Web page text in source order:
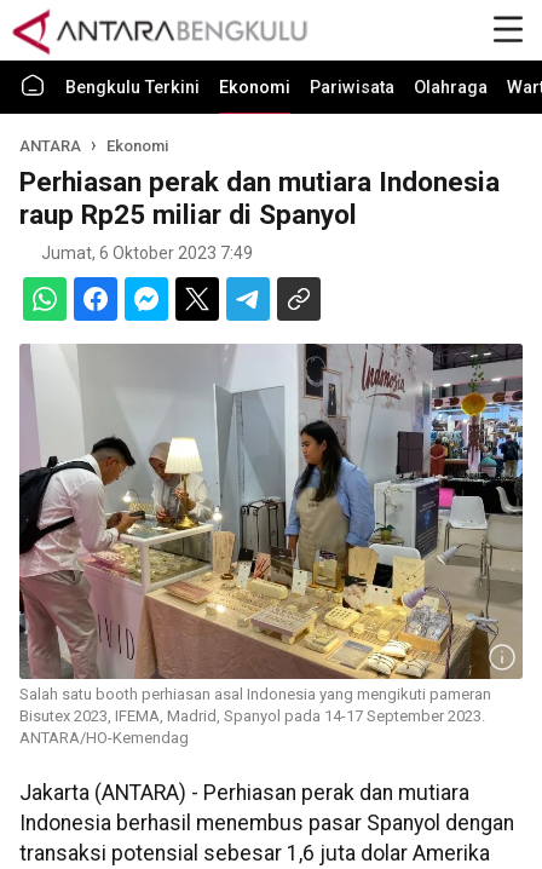
Bengkulu Terkini Ekonomi Pariwisata Olahraga
ANTARA Ekonomi
Perhiasan perak dan mutiara Indonesia
raup Rp25 miliar di Spanyol
Jumat, 6 Oktober 2023 7:49
Salah satu booth perhiasan asal Indonesia yang mengikuti pameran
Bisutex 2023, IFEMA, Madrid, Spanyol pada 14-17 September 2023.
ANTARA/HO-Kemendag
Jakarta (ANTARA) - Perhiasan perak dan mutiara
Indonesia berhasil menembus pasar Spanyol dengan
transaksi potensial sebesar 1,6 juta dolar Amerika